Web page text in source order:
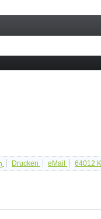
Drucken eMail 64012